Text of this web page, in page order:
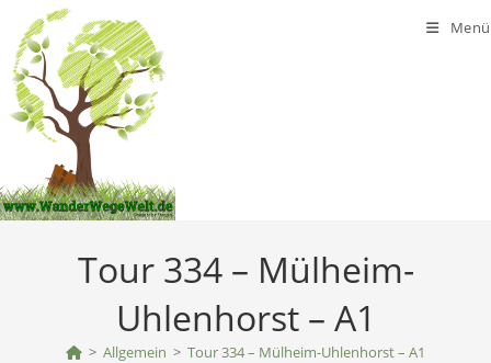
Inhalt
springen
Menü
Tour 334 – Mülheim-
Uhlenhorst – A1
> Allgemein > Tour 334 – Mülheim-Uhlenhorst – A1